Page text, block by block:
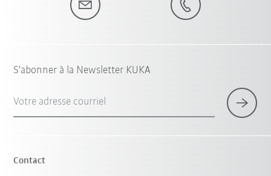
S'abonner à la Newsletter KUKA
Votre adresse courriel
Contact